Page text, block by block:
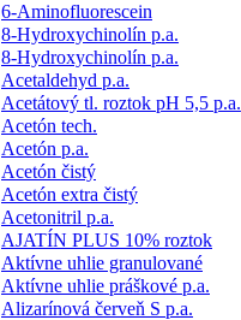
6-Aminofluorescein
8-Hydroxychinolín p.a.
8-Hydroxychinolín p.a.
Acetaldehyd p.a.
Acetátový tl. roztok pH 5,5 p.a.
Acetón tech.
Acetón p.a.
Acetón čistý
Acetón extra čistý
Acetonitril p.a.
AJATÍN PLUS 10% roztok
Aktívne uhlie granulované
Aktívne uhlie práškové p.a.
Alizarínová červeň S p.a.